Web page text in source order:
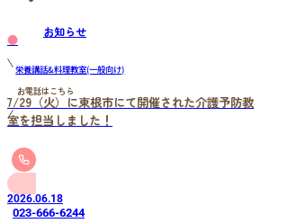
お知らせ
お電話はこちら
023-666-6244
●
栄養講話&料理教室(一般向け)
7/29（火）に東根市にて開催された介護予防教
室を担当しました！
2026.06.18